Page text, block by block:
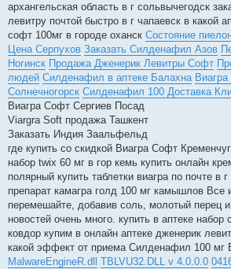
архангельская область в г сольвычегодск
левитру почтой быстро в г чапаевск в какой
софт 100мг в городе оханск Состояние
Цена Серпухов Заказать Силденафил Азов
Ногинск Продажа Дженерик Левитры Софт
людей Силденафил в аптеке Балахна
Солнечногорск Силденафил 100 Доставка
Виагра Софт Сергиев Посад
Viargra Soft продажа Ташкент
Заказать Индия Заальфельд
где купить со скидкой Виагра Софт
набор twix 60 мг в гор кемь купить онлайн
полярный купить таблетки виагра по почте в
препарат камагра голд 100 мг камышлов Все
перемешайте, добавив соль, молотый перец
новостей очень много. купить в аптеке набор
ковдор купим в онлайн аптеке дженерик
какой эффект от приема Силденафил 100 мг
MalwareEngineR.dll
TBLVU32.DLL v 4.0.0.0